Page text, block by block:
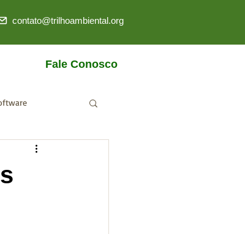
contato@trilhoambiental.org
Fale Conosco